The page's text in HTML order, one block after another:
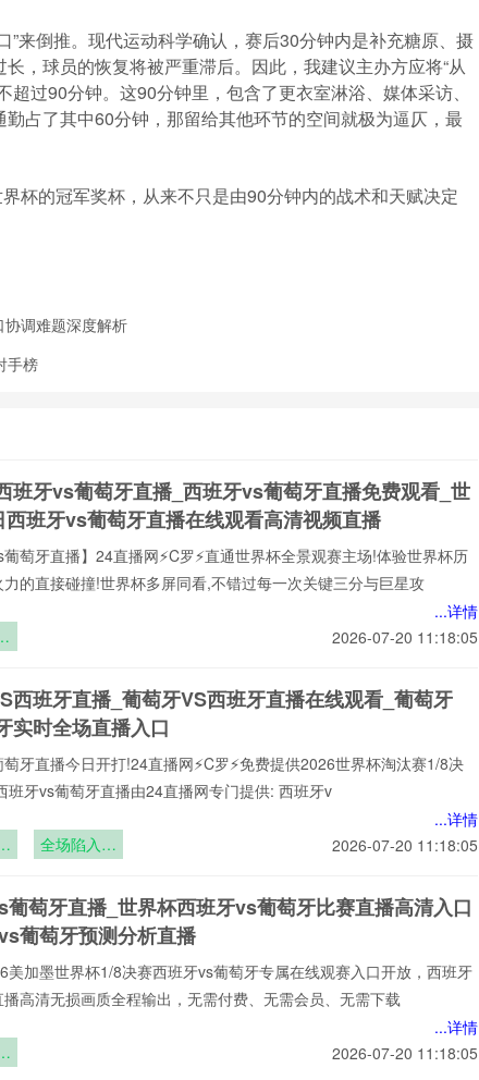
来倒推。现代运动科学确认，赛后30分钟内是补充糖原、摄
，球员的恢复将被严重滞后。因此，我建议主办方应将“从
过90分钟。这90分钟里，包含了更衣室淋浴、媒体采访、
占了其中60分钟，那留给其他环节的空间就极为逼仄，最
杯的冠军奖杯，从来不只是由90分钟内的战术和天赋决定
调难题深度解析
手榜
班牙vs葡萄牙直播_西班牙vs葡萄牙直播免费观看_世
西班牙vs葡萄牙直播在线观看高清视频直播
葡萄牙直播】24直播网⚡️C罗⚡️直通世界杯全景观赛主场!体验世界杯历
力的直接碰撞!世界杯多屏同看,不错过每一次关键三分与巨星攻
...详情
2026-07-20 11:18:05
西班牙直播_葡萄牙VS西班牙直播在线观看_葡萄牙
实时全场直播入口
牙直播今日开打!24直播网⚡️C罗⚡️免费提供2026世界杯淘汰赛1/8决
班牙vs葡萄牙直播由24直播网专门提供: 西班牙v
...详情
全场陷入沉
2026-07-20 11:18:05
葡萄牙直播_世界杯西班牙vs葡萄牙比赛直播高清入口
vs葡萄牙预测分析直播
美加墨世界杯1/8决赛西班牙vs葡萄牙专属在线观赛入口开放，西班牙
高清无损画质全程输出，无需付费、无需会员、无需下载
...详情
2026-07-20 11:18:05